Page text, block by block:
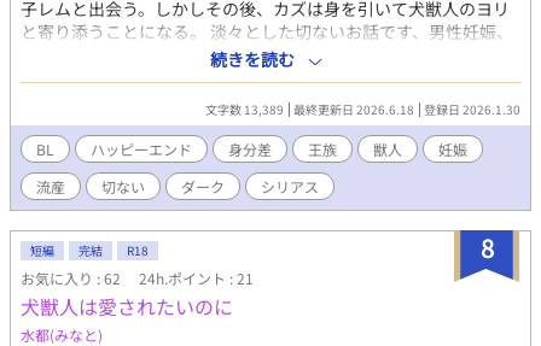
子レムと出会う。しかしその後、カズは身を引いて犬獣人のヨリ
と寄り添うことになる。 淡々とした切ないお話です、男性妊娠、
流産表現があります。 裏描写は匂わせる程度。 ムーンライトノベ
ルズにも掲載中です。
続きを読む
文字数 13,389 最終更新日 2026.6.18 登録日 2026.1.30
BL ハッピーエンド 身分差 王族 獣人
妊娠
流産
切ない ダーク シリアス
8
短編 完結 R18
お気に入り : 62 24h.ポイント : 21
犬獣人は愛されたいのに
水都(みなと)